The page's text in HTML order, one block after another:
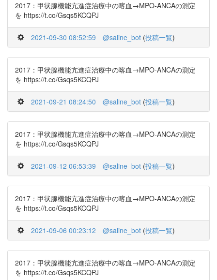
2017：甲状腺機能亢進症治療中の喀血→MPO-ANCAの測定
を https://t.co/Gsqs5KCQPJ
2021-09-30 08:52:59 @saline_bot (投稿一覧)
2017：甲状腺機能亢進症治療中の喀血→MPO-ANCAの測定
を https://t.co/Gsqs5KCQPJ
2021-09-21 08:24:50 @saline_bot (投稿一覧)
2017：甲状腺機能亢進症治療中の喀血→MPO-ANCAの測定
を https://t.co/Gsqs5KCQPJ
2021-09-12 06:53:39 @saline_bot (投稿一覧)
2017：甲状腺機能亢進症治療中の喀血→MPO-ANCAの測定
を https://t.co/Gsqs5KCQPJ
2021-09-06 00:23:12 @saline_bot (投稿一覧)
2017：甲状腺機能亢進症治療中の喀血→MPO-ANCAの測定
を https://t.co/Gsqs5KCQPJ